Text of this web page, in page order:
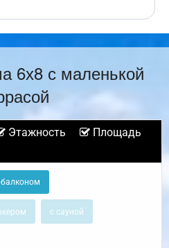
6х8 с маленькой
Этажность
Площадь
балконом
с сауной